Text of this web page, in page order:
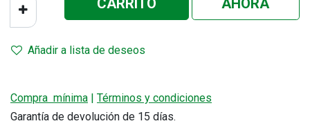
CARRITO
AHORA
Añadir a lista de deseos
Compra mínima | Términos y condiciones
Garantía de devolución de 15 días.